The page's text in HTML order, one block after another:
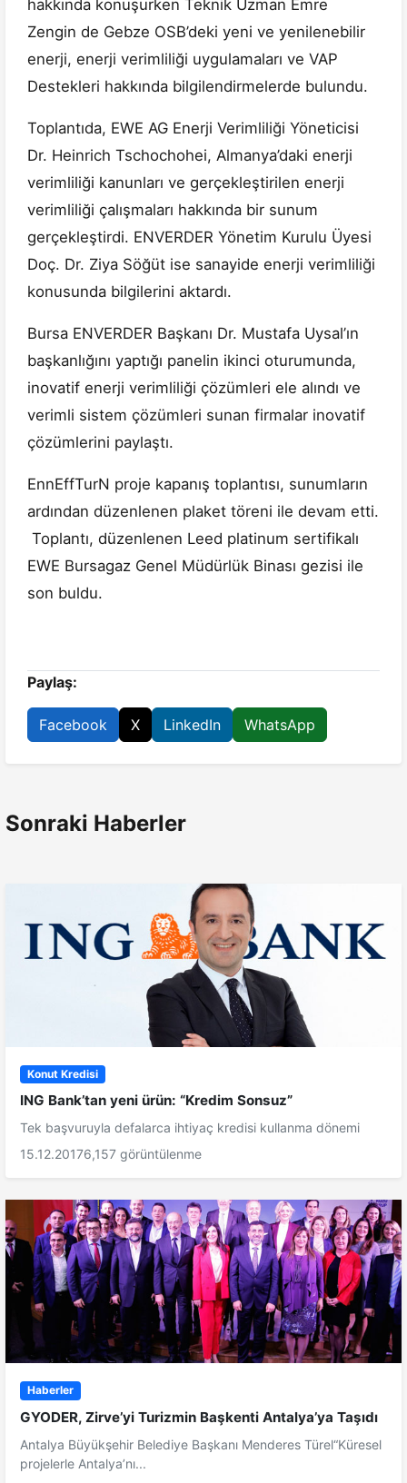
hakkında konuşurken Teknik Uzman Emre
Zengin de Gebze OSB’deki yeni ve yenilenebilir
enerji, enerji verimliliği uygulamaları ve VAP
Destekleri hakkında bilgilendirmelerde bulundu.
Toplantıda, EWE AG Enerji Verimliliği Yöneticisi
Dr. Heinrich Tschochohei, Almanya’daki enerji
verimliliği kanunları ve gerçekleştirilen enerji
verimliliği çalışmaları hakkında bir sunum
gerçekleştirdi. ENVERDER Yönetim Kurulu Üyesi
Doç. Dr. Ziya Söğüt ise sanayide enerji verimliliği
konusunda bilgilerini aktardı.
Bursa ENVERDER Başkanı Dr. Mustafa Uysal’ın
başkanlığını yaptığı panelin ikinci oturumunda,
inovatif enerji verimliliği çözümleri ele alındı ve
verimli sistem çözümleri sunan firmalar inovatif
çözümlerini paylaştı.
EnnEffTurN proje kapanış toplantısı, sunumların
ardından düzenlenen plaket töreni ile devam etti.
Toplantı, düzenlenen Leed platinum sertifikalı
EWE Bursagaz Genel Müdürlük Binası gezisi ile
son buldu.
Paylaş:
Facebook X LinkedIn WhatsApp
Sonraki Haberler
Konut Kredisi
ING Bank’tan yeni ürün: “Kredim Sonsuz”
Tek başvuruyla defalarca ihtiyaç kredisi kullanma dönemi
15.12.20176,157 görüntülenme
Haberler
GYODER, Zirve’yi Turizmin Başkenti Antalya’ya Taşıdı
Antalya Büyükşehir Belediye Başkanı Menderes Türel“Küresel
projelerle Antalya’nı...